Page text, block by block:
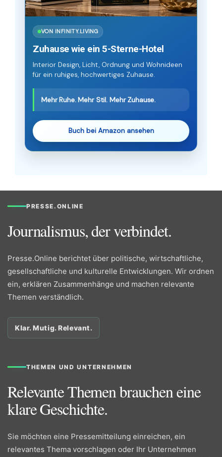
VON INFINITY.LIVING
Zuhause wie ein 5-Sterne-Hotel
Interior Design, Licht, Ordnung und Wohnideen
für ein ruhiges, hochwertiges Zuhause.
Mehr Ruhe. Mehr Stil. Mehr Zuhause.
Buch bei Amazon ansehen
PRESSE.ONLINE
Journalismus, der verbindet.
Presse.Online berichtet über politische, wirtschaftliche,
gesellschaftliche und kulturelle Entwicklungen. Wir ordnen
ein, erklären Zusammenhänge und machen relevante
Themen verständlich.
Klar. Mutig. Relevant.
THEMEN UND UNTERNEHMEN
Relevante Themen brauchen eine
klare Geschichte.
Sie möchten eine Pressemitteilung einreichen, ein
relevantes Thema vorschlagen oder Ihr Unternehmen